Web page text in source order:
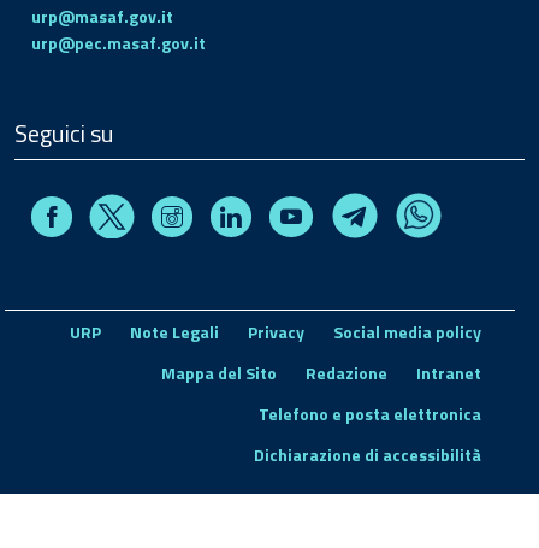
urp@masaf.gov.it
urp@pec.masaf.gov.it
Seguici su
FacebookX InstagramLinkedin Youtube TelegramWhatsapp
URP Note Legali Privacy
Social media policy
Mappa del Sito
Redazione
Intranet
Telefono e posta elettronica
Dichiarazione di accessibilità